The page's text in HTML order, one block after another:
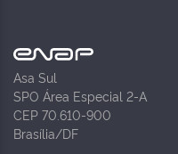
Asa Sul
SPO Área Especial 2-A
CEP 70.610-900
Brasília/DF